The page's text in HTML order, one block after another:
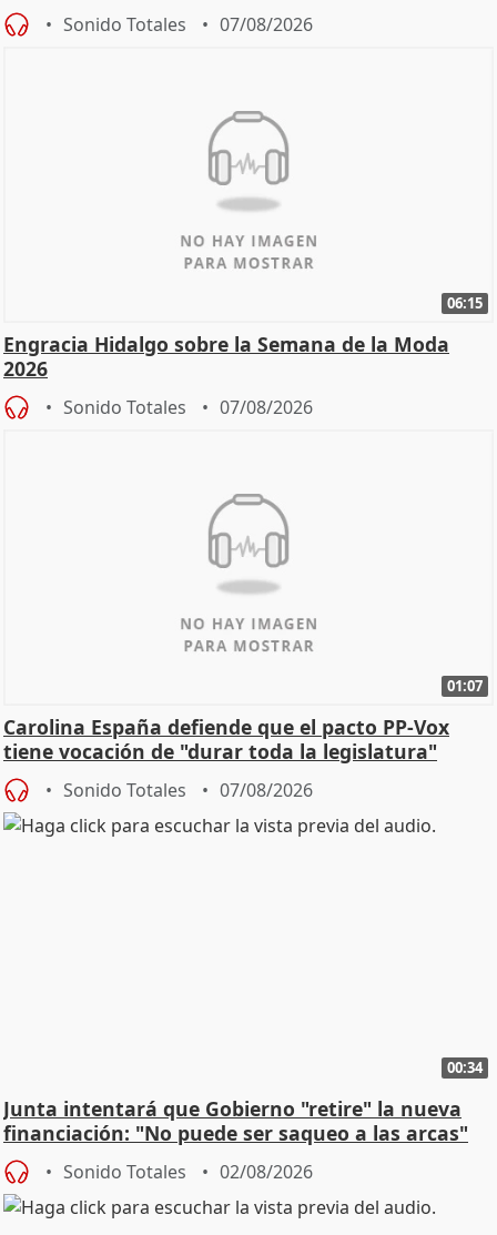
Sonido Totales 07/08/2026
06:15
Engracia Hidalgo sobre la Semana de la Moda
2026
Sonido Totales 07/08/2026
01:07
Carolina España defiende que el pacto PP-Vox
tiene vocación de "durar toda la legislatura"
Sonido Totales 07/08/2026
00:34
Junta intentará que Gobierno "retire" la nueva
financiación: "No puede ser saqueo a las arcas"
Sonido Totales 02/08/2026